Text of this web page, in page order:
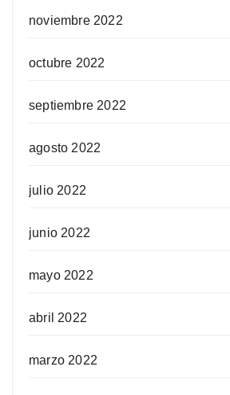
noviembre 2022
octubre 2022
septiembre 2022
agosto 2022
julio 2022
junio 2022
mayo 2022
abril 2022
marzo 2022